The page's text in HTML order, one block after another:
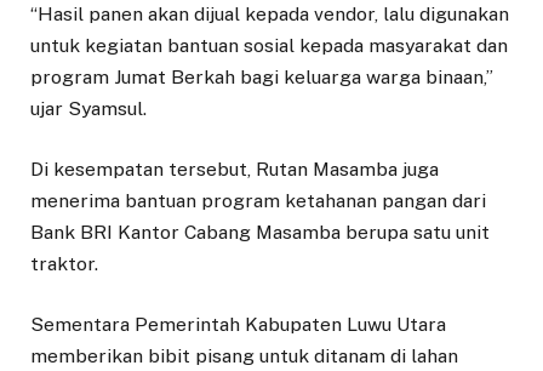
“Hasil panen akan dijual kepada vendor, lalu digunakan
untuk kegiatan bantuan sosial kepada masyarakat dan
program Jumat Berkah bagi keluarga warga binaan,”
ujar Syamsul.
Di kesempatan tersebut, Rutan Masamba juga
menerima bantuan program ketahanan pangan dari
Bank BRI Kantor Cabang Masamba berupa satu unit
traktor.
Sementara Pemerintah Kabupaten Luwu Utara
memberikan bibit pisang untuk ditanam di lahan